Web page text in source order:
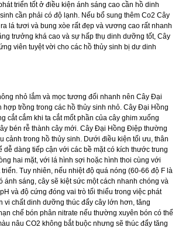
triển tốt ở điều kiện ánh sáng cao cần hồ dinh
cần phải có độ lạnh. Nếu bổ sung thêm Co2 Cây
lá tươi và bung xòe rất đẹp và vương cao rất nhanh
trưởng khá cao và sự hấp thụ dinh dưỡng tốt, Cây
viên tuyệt vời cho các hồ thủy sinh bị dư dinh
nhỏ lắm và mọc tương đối nhanh nên Cây Đại
hợp trồng trong các hồ thủy sinh nhỏ. Cây Đại Hồng
cắt cắm khi ta cắt mốt phần của cây ghim xuống
bén rễ thành cây mới. Cây Đại Hồng Điệp thường
cảnh trong hồ thủy sinh. Dưới điều kiện tối ưu, thân
dàng tiếp cận với các bề mặt có kích thước trung
hai mặt, với lá hình sợi hoặc hình thoi cùng với
Tuy nhiên, nếu nhiệt độ quá nóng (60-66 độ F là
ánh sáng, cây sẽ kiệt sức một cách nhanh chóng và
và độ cứng đóng vai trò tối thiểu trong việc phát
vi chất dinh dưỡng thúc đẩy cây lớn hơn, tăng
chế bón phân nitrate nếu thường xuyên bón có thể
nâu CO2 không bắt buộc nhưng sẽ thúc đẩy tăng